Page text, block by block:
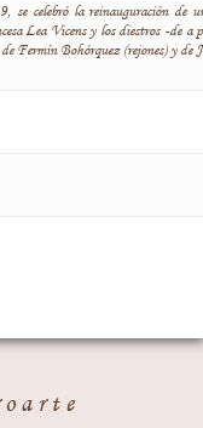
celebró la reinauguración de
Lea Vicens y los diestros -de
Fermín Bohórquez (rejones) y